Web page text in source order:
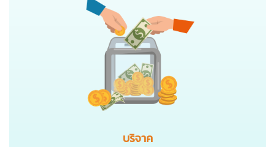
บริจาค